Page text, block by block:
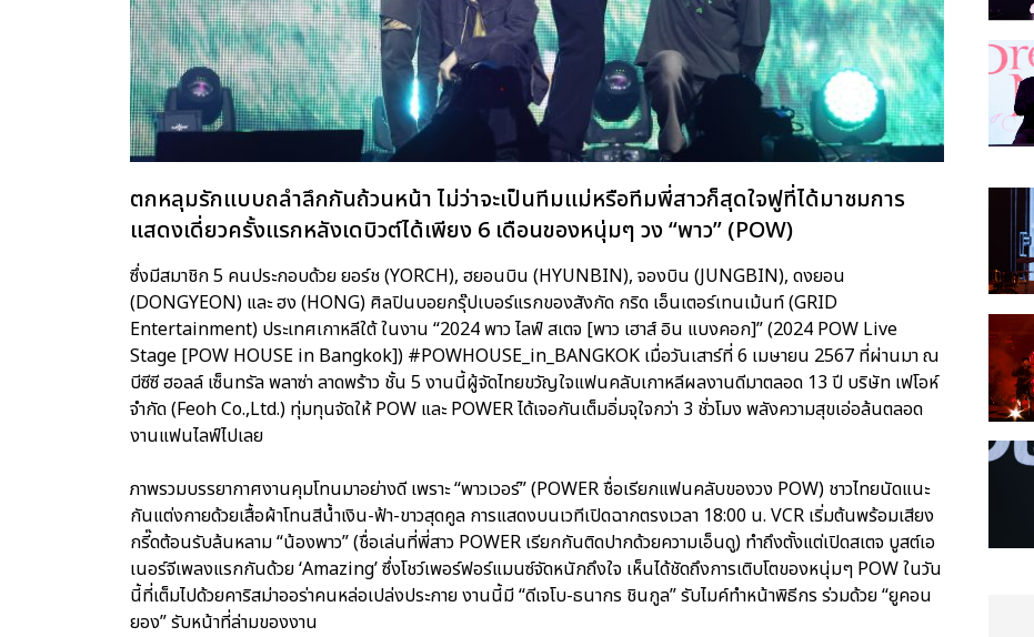
ตกหลุมรักแบบถลำลึกกันถ้วนหน้า ไม่ว่าจะเป็นทีมแม่หรือทีมพี่สาวก็สุดใจฟูที่ได้มาชมการ
แสดงเดี่ยวครั้งแรกหลังเดบิวต์ได้เพียง 6 เดือนของหนุ่มๆ วง “พาว” (POW)
ซึ่งมีสมาชิก 5 คนประกอบด้วย ยอร์ช (YORCH), ฮยอนบิน (HYUNBIN), จองบิน (JUNGBIN), ดงยอน
(DONGYEON) และ ฮง (HONG) ศิลปินบอยกรุ๊ปเบอร์แรกของสังกัด กริด เอ็นเตอร์เทนเม้นท์ (GRID
Entertainment) ประเทศเกาหลีใต้ ในงาน “2024 พาว ไลฟ์ สเตจ [พาว เฮาส์ อิน แบงคอก]” (2024 POW Live
Stage [POW HOUSE in Bangkok]) #POWHOUSE_in_BANGKOK เมื่อวันเสาร์ที่ 6 เมษายน 2567 ที่ผ่านมา ณ
บีซีซี ฮอลล์ เซ็นทรัล พลาซ่า ลาดพร้าว ชั้น 5 งานนี้ผู้จัดไทยขวัญใจแฟนคลับเกาหลีผลงานดีมาตลอด 13 ปี บริษัท เฟโอห์
จำกัด (Feoh Co.,Ltd.) ทุ่มทุนจัดให้ POW และ POWER ได้เจอกันเต็มอิ่มจุใจกว่า 3 ชั่วโมง พลังความสุขเอ่อล้นตลอด
งานแฟนไลฟ์ไปเลย
ภาพรวมบรรยากาศงานคุมโทนมาอย่างดี เพราะ “พาวเวอร์” (POWER ชื่อเรียกแฟนคลับของวง POW) ชาวไทยนัดแนะ
กันแต่งกายด้วยเสื้อผ้าโทนสีน้ำเงิน-ฟ้า-ขาวสุดคูล การแสดงบนเวทีเปิดฉากตรงเวลา 18:00 น. VCR เริ่มต้นพร้อมเสียง
กรี๊ดต้อนรับล้นหลาม “น้องพาว” (ชื่อเล่นที่พี่สาว POWER เรียกกันติดปากด้วยความเอ็นดู) ทำถึงตั้งแต่เปิดสเตจ บูสต์เอ
เนอร์จีเพลงแรกกันด้วย ‘Amazing’ ซึ่งโชว์เพอร์ฟอร์แมนซ์จัดหนักถึงใจ เห็นได้ชัดถึงการเติบโตของหนุ่มๆ POW ในวัน
นี้ที่เต็มไปด้วยคาริสม่าออร่าคนหล่อเปล่งประกาย งานนี้มี “ดีเจโบ-ธนากร ชินกูล” รับไมค์ทำหน้าพิธีกร ร่วมด้วย “ยูคอน
ยอง” รับหน้าที่ล่ามของงาน